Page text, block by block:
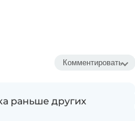
Комментировать
раньше других